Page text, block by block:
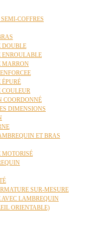
COFFRES
DOUBLE
ENROULABLE
MARRON
ÉPURÉ
COULEUR
COORDONNÉ
DIMENSIONS
ET BRAS
MOTORISÉ
SUR-MESURE
AVEC LAMBREQUIN
ORIENTABLE)